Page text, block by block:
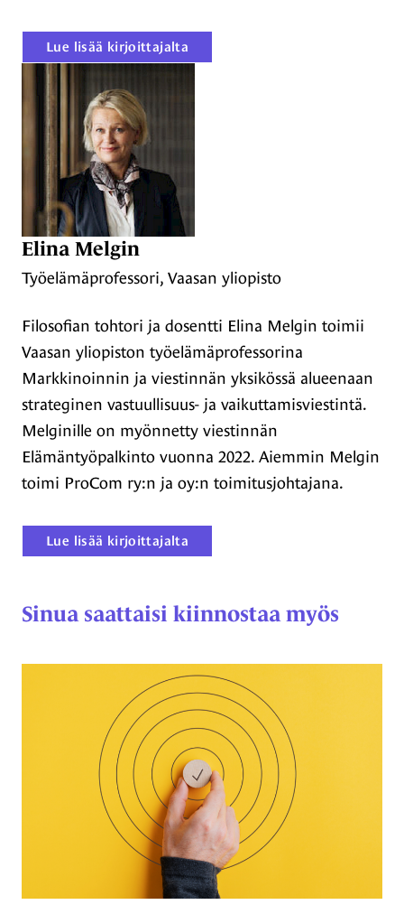
Lue lisää kirjoittajalta
Elina Melgin
Työelämäprofessori, Vaasan yliopisto
Filosofian tohtori ja dosentti Elina Melgin toimii
Vaasan yliopiston työelämäprofessorina
Markkinoinnin ja viestinnän yksikössä alueenaan
strateginen vastuullisuus- ja vaikuttamisviestintä.
Melginille on myönnetty viestinnän
Elämäntyöpalkinto vuonna 2022. Aiemmin Melgin
toimi ProCom ry:n ja oy:n toimitusjohtajana.
Lue lisää kirjoittajalta
Sinua saattaisi kiinnostaa myös